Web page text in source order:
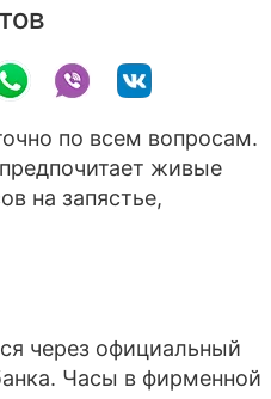
по всем вопросам.
живые
на запястье,
через официальный
Часы в фирменной